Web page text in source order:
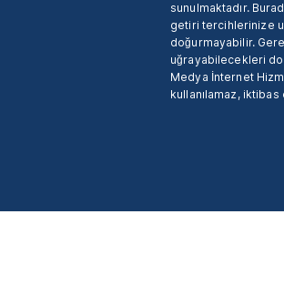
sunulmaktadır.
getiri tercihlerinize
doğurmayabilir.
uğrayabilecekleri
Medya İnternet
kullanılamaz,